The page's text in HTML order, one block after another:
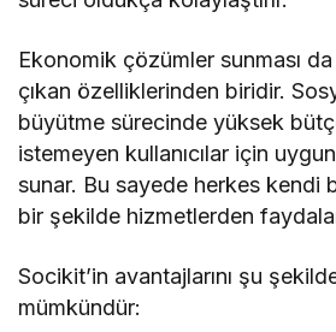
Ekonomik çözümler sunması
çıkan özelliklerinden biridir.
büyütme sürecinde yüksek
istemeyen kullanıcılar için
sunar. Bu sayede herkes kendi
bir şekilde hizmetlerden
Socikit’in avantajlarını şu
mümkündür: